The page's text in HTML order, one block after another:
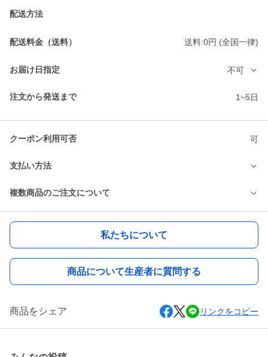
配送方法
配送料金（送料） 送料:0円 (全国一律)
お届け日指定 不可
注文から発送まで 1~5日
クーポン利用可否 可
支払い方法
複数商品のご注文について
私たちについて
商品について生産者に質問する
商品をシェア リンクをコピー